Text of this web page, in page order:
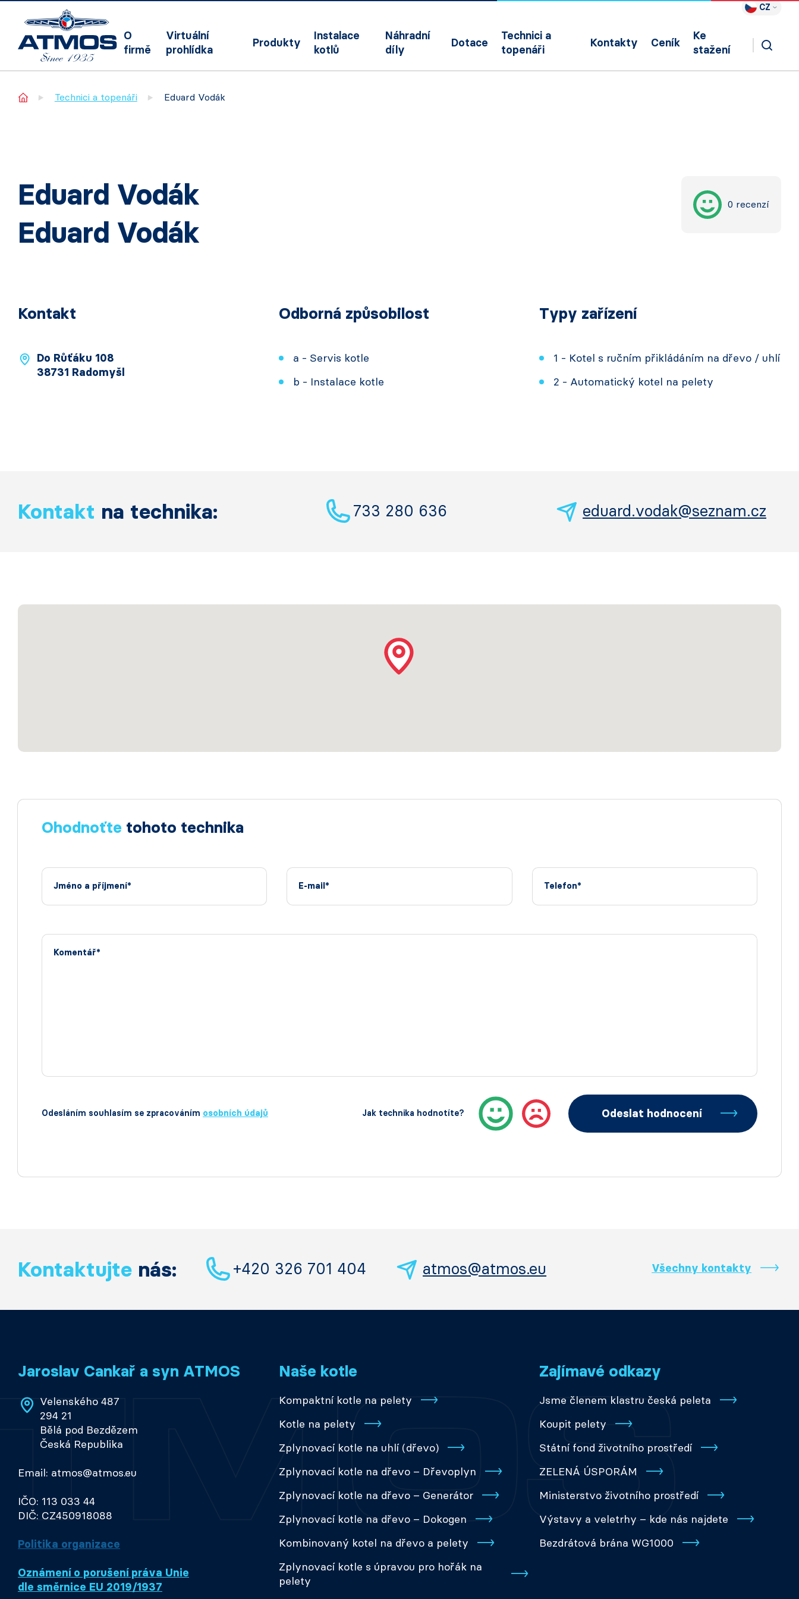
CZ
O
firmě
Virtuální
prohlídka
Produkty
Instalace
kotlů
Náhradní
díly
Dotace
Technici a
topenáři
Kontakty Ceník
Ke
stažení
Home Technici a topenáři Eduard Vodák
Eduard Vodák
Eduard Vodák
0 recenzí
Kontakt
Do Růťáku 108
38731 Radomyšl
Odborná způsobilost
a - Servis kotle
b - Instalace kotle
Typy zařízení
1 - Kotel s ručním přikládáním na dřevo / uhlí
2 - Automatický kotel na pelety
Kontakt na technika: 733 280 636 eduard.vodak@seznam.cz
Ohodnoťte tohoto technika
Jméno a příjmení* E-mail* Telefon*
Komentář*
Odesláním souhlasím se zpracováním osobních údajů Jak technika hodnotíte? Odeslat hodnocení
Kontaktujte nás: +420 326 701 404 atmos@atmos.eu Všechny kontakty
Jaroslav Cankař a syn ATMOS
Velenského 487
294 21
Bělá pod Bezdězem
Česká Republika
Email: atmos@atmos.eu
IČO: 113 033 44
DIČ: CZ450918088
Politika organizace
Oznámení o porušení práva Unie
dle směrnice EU 2019/1937
Naše kotle
Kompaktní kotle na pelety
Kotle na pelety
Zplynovací kotle na uhlí (dřevo)
Zplynovací kotle na dřevo – Dřevoplyn
Zplynovací kotle na dřevo – Generátor
Zplynovací kotle na dřevo – Dokogen
Kombinovaný kotel na dřevo a pelety
Zplynovací kotle s úpravou pro hořák na
pelety
Zajímavé odkazy
Jsme členem klastru česká peleta
Koupit pelety
Státní fond životního prostředí
ZELENÁ ÚSPORÁM
Ministerstvo životního prostředí
Výstavy a veletrhy – kde nás najdete
Bezdrátová brána WG1000